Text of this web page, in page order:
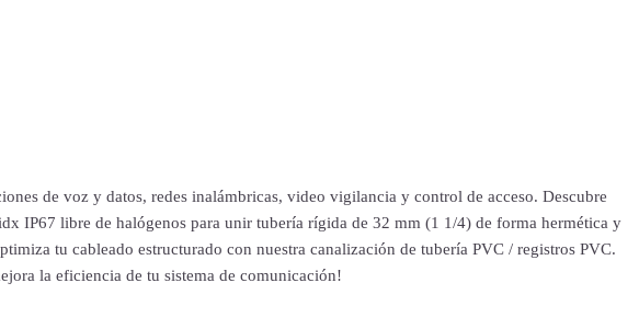
de voz y datos, redes inalámbricas, video vigilancia y control de acceso. Descubre
IP67 libre de halógenos para unir tubería rígida de 32 mm (1 1/4) de forma hermética y
tu cableado estructurado con nuestra canalización de tubería PVC / registros PVC.
la eficiencia de tu sistema de comunicación!